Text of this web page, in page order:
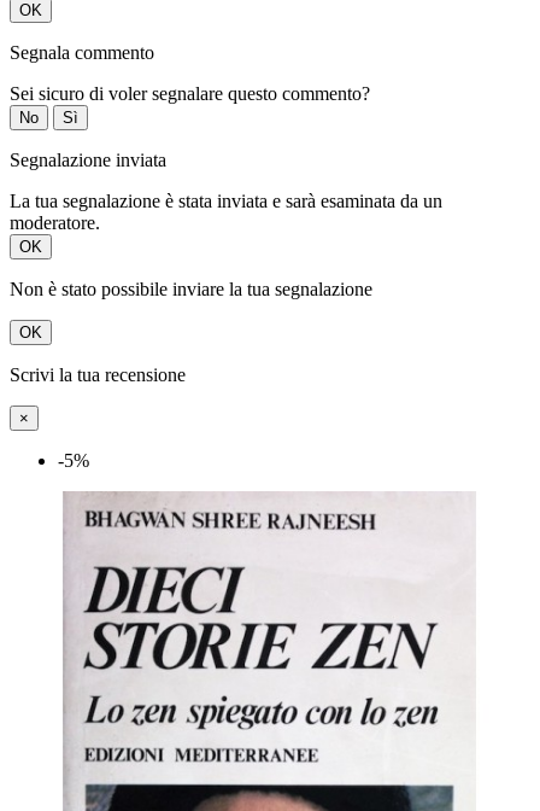
OK
Segnala commento
Sei sicuro di voler segnalare questo commento?
No Sì
Segnalazione inviata
La tua segnalazione è stata inviata e sarà esaminata da un
moderatore.
OK
Non è stato possibile inviare la tua segnalazione
OK
Scrivi la tua recensione
×
-5%